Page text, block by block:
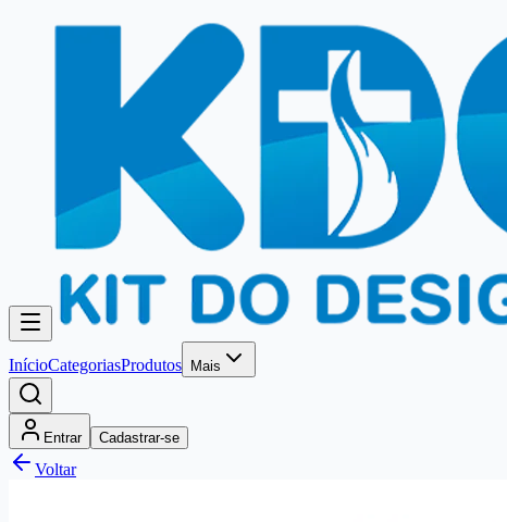
InícioCategoriasProdutos Mais
Entrar Cadastrar-se
Voltar